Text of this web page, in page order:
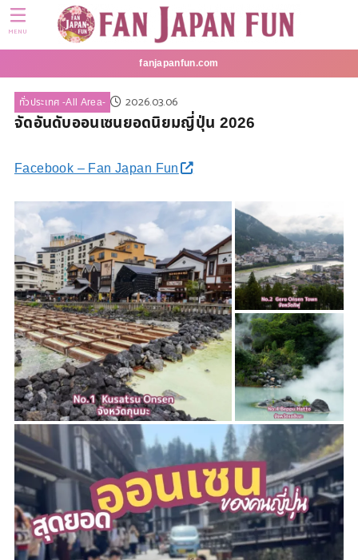
MENU
fanjapanfun.com
ทั่วประเทศ -All Area- 2026.03.06
จัดอันดับออนเซนยอดนิยมญี่ปุ่น 2026
Facebook – Fan Japan Fun